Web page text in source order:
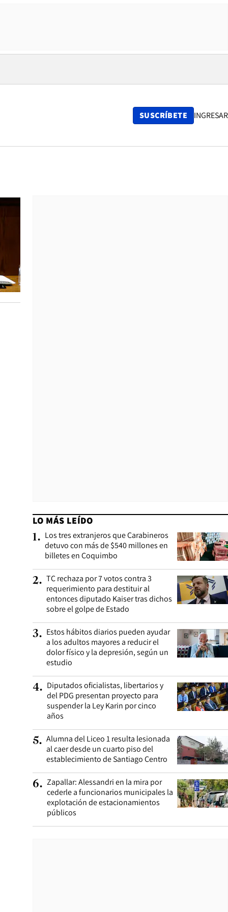
SUSCRÍBETE INGRESAR
LO MÁS LEÍDO
1. Los tres extranjeros que Carabineros
detuvo con más de $540 millones en
billetes en Coquimbo
2. TC rechaza por 7 votos contra 3
requerimiento para destituir al
entonces diputado Kaiser tras dichos
sobre el golpe de Estado
3. Estos hábitos diarios pueden ayudar
a los adultos mayores a reducir el
dolor físico y la depresión, según un
estudio
4. Diputados oficialistas, libertarios y
del PDG presentan proyecto para
suspender la Ley Karin por cinco
años
5. Alumna del Liceo 1 resulta lesionada
al caer desde un cuarto piso del
establecimiento de Santiago Centro
6. Zapallar: Alessandri en la mira por
cederle a funcionarios municipales la
explotación de estacionamientos
públicos